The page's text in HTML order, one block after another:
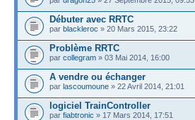
Débuter avec RRTC
par blackleroc » 20 Mars 2015, 23:22
Problème RRTC
par collegram » 03 Mai 2014, 16:00
A vendre ou échanger
par lascoumoune » 22 Avril 2014, 21:01
logiciel TrainController
par fiabtronic » 17 Mars 2014, 17:51